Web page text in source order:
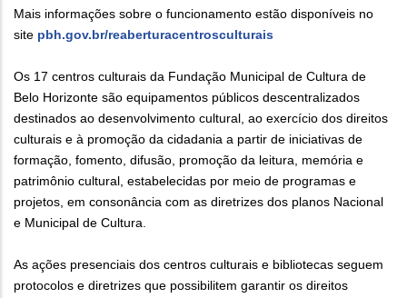
Mais informações sobre o funcionamento estão disponíveis no
site pbh.gov.br/reaberturacentrosculturais
Os 17 centros culturais da Fundação Municipal de Cultura de
Belo Horizonte são equipamentos públicos descentralizados
destinados ao desenvolvimento cultural, ao exercício dos direitos
culturais e à promoção da cidadania a partir de iniciativas de
formação, fomento, difusão, promoção da leitura, memória e
patrimônio cultural, estabelecidas por meio de programas e
projetos, em consonância com as diretrizes dos planos Nacional
e Municipal de Cultura.
As ações presenciais dos centros culturais e bibliotecas seguem
protocolos e diretrizes que possibilitem garantir os direitos